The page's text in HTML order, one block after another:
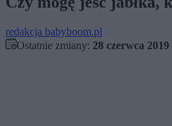
redakcja babyboom.pl
Ostatnie zmiany: 28 czerwca 2019